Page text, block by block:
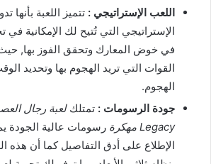
اللعب الإستراتيجي : تتميز اللعبة بأنها
الإستراتيجي التي تُتيح لك الإمكانية في
في خوض المعارك وتحقق الفوز بها, حيث
القوات التي تريد الهجوم بها وتحديد
الهجوم.
جودة الرسومات : تمتلك
Legacy مهكرة
رسومات عالية الجودة
الإطلاع على أدق التفاصيل كما أن هذه